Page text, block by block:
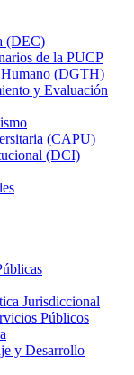
(DEC)
de la PUCP
Humano (DGTH)
y Evaluación
(CAPU)
(DCI)
Jurisdiccional
Públicos
y Desarrollo